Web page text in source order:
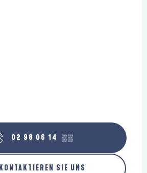
02 98 06 14 ▒▒
KONTAKTIEREN SIE UNS